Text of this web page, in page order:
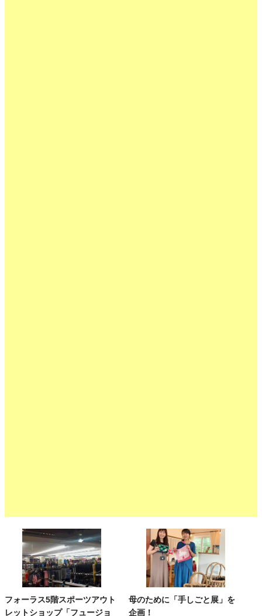
フォーラス5階スポーツアウト
レットショップ「フュージョ
母のために「手しごと展」を
企画！